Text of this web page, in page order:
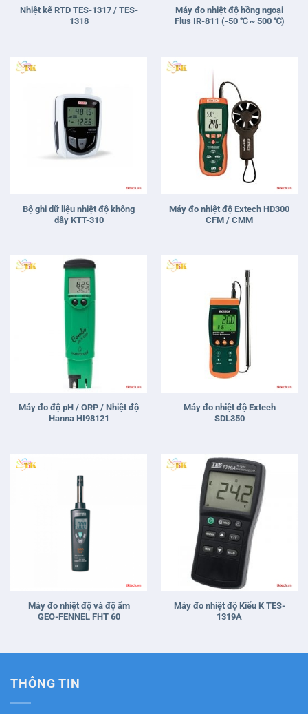
Nhiệt kế RTD TES-1317 / TES-
1318
Máy đo nhiệt độ hồng ngoại
Flus IR-811 (-50 ℃ ~ 500 ℃)
Bộ ghi dữ liệu nhiệt độ không
dây KTT-310
Máy đo nhiệt độ Extech HD300
CFM / CMM
Máy đo độ pH / ORP / Nhiệt độ
Hanna HI98121
Máy đo nhiệt độ Extech
SDL350
Máy đo nhiệt độ và độ ẩm
GEO-FENNEL FHT 60
Máy đo nhiệt độ Kiểu K TES-
1319A
THÔNG TIN